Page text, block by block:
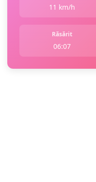
11 km/h
Răsărit
06:07